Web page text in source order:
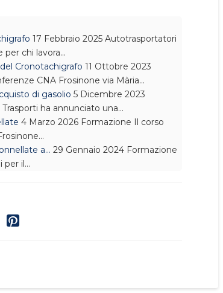
17 Febbraio 2025 Autotrasportatori
per chi lavora…
Cronotachigrafo 11 Ottobre 2023
CNA Frosinone via Mària…
di gasolio 5 Dicembre 2023
ha annunciato una…
4 Marzo 2026 Formazione
Il corso
a… 29 Gennaio 2024 Formazione
per il…